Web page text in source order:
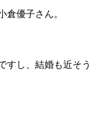
倉優子さん。
すし、結婚も近そう